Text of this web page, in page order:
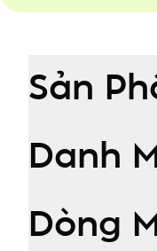
Sản
Danh
Dòng